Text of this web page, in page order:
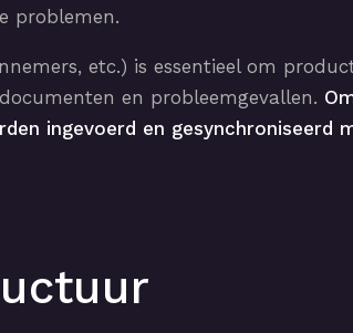
problemen.
etc.) is essentieel om
en probleemgevallen.
ingevoerd en gesynchroniseerd